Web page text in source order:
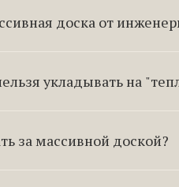
доска от
укладывать на
за массивной доской?